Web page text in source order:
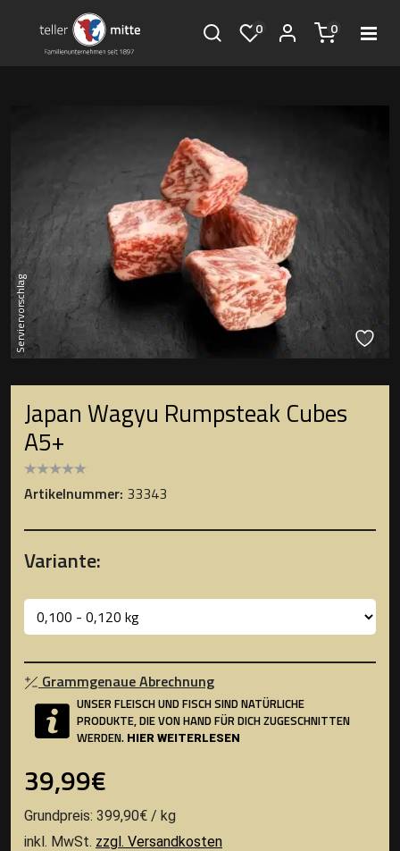
0 0
Serviervorschlag
Japan Wagyu Rumpsteak Cubes
A5+
Artikelnummer: 33343
Variante:
Grammgenaue Abrechnung
UNSER FLEISCH UND FISCH SIND NATÜRLICHE
PRODUKTE, DIE VON HAND FÜR DICH ZUGESCHNITTEN
WERDEN. HIER WEITERLESEN
39,99€
Grundpreis: 399,90€ / kg
inkl. MwSt. zzgl. Versandkosten